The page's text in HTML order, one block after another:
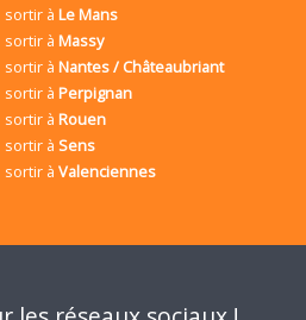
sortir à Le Mans
sortir à Massy
sortir à Nantes / Châteaubriant
sortir à Perpignan
sortir à Rouen
sortir à Sens
sortir à Valenciennes